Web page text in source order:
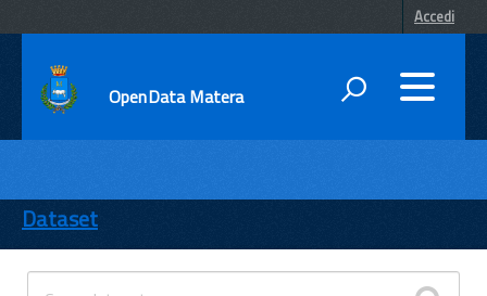
Accedi
OpenData Matera
ENTI
TEMI
INFORMAZIONI
Dataset